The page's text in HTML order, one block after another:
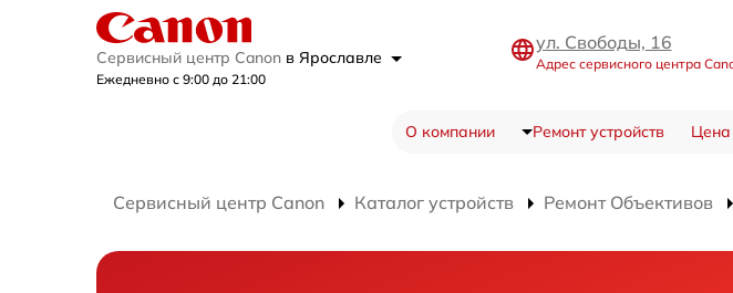
Сервисный центр Canon в Ярославле
Ежедневно с 9:00 до 21:00
ул. Свободы, 16
Адрес сервисного центра
О компании Ремонт устройств Цена
Сервисный центр Canon Каталог устройств Ремонт Объективов